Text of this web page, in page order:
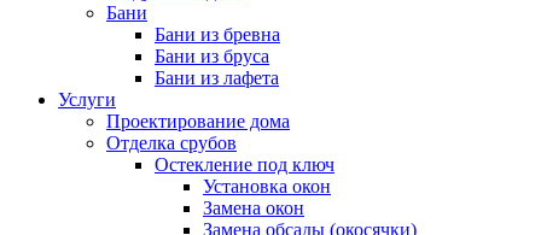
Бани
Бани из бревна
Бани из бруса
Бани из лафета
Услуги
Проектирование дома
Отделка срубов
Остекление под ключ
Установка окон
Замена окон
Замена обсады (окосячки)